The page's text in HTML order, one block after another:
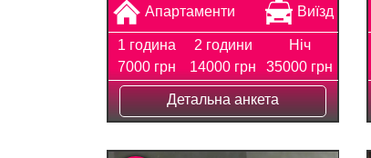
Апартаменти Виїзд
1 година
7000 грн
2 години
14000 грн
Ніч
35000 грн
Детальна анкета